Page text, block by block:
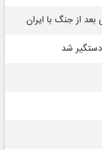
بعد از جنگ با ایران
شد